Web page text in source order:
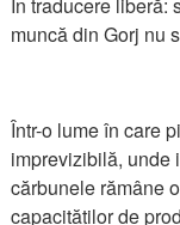
muncă din Gorj nu
Într-o lume în care
imprevizibilă, unde
cărbunele rămâne
capacităților de